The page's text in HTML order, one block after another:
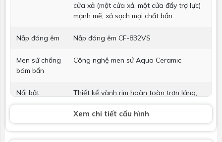
cửa xả (một cửa xả, một cửa đẩy trợ lực)
mạnh mẽ, xả sạch mọi chất bẩn
Nắp đóng êm Nắp đóng êm CF-832VS
Men sứ chống
bám bẩn
Công nghệ men sứ Aqua Ceramic
Nổi bật
Thiết kế vành rim hoàn toàn trơn láng,
dễ dàng vệ sinh và hạn chế sự bám bẩn
Vòi xịt Không bao gồm
Xem chi tiết cấu hình